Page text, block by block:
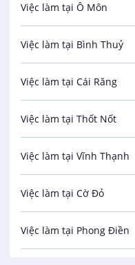
An toàn lao động
Bảo hiểm
Biên phiên dịch
Bưu chính viễn thông
Cơ khí
Công nghệ sinh học
Công nghệ thực phẩm
Việc làm tại Ô Môn
Việc làm tại Bình Thuỷ
Việc làm tại Cái Răng
Việc làm tại Thốt Nốt
Việc làm tại Vĩnh Thạnh
Việc làm tại Cờ Đỏ
Việc làm tại Phong Điền